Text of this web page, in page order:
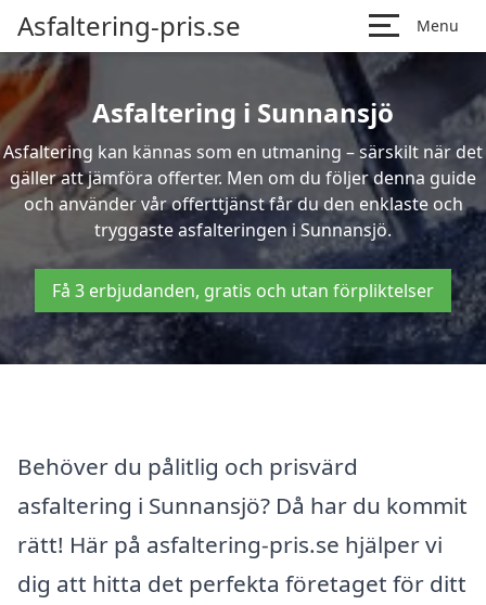
Asfaltering-pris.se Menu
Asfaltering i Sunnansjö
Asfaltering kan kännas som en utmaning – särskilt när det
gäller att jämföra offerter. Men om du följer denna guide
och använder vår offerttjänst får du den enklaste och
tryggaste asfalteringen i Sunnansjö.
Få 3 erbjudanden, gratis och utan förpliktelser
Behöver du pålitlig och prisvärd
asfaltering i Sunnansjö? Då har du kommit
rätt! Här på asfaltering-pris.se hjälper vi
dig att hitta det perfekta företaget för ditt